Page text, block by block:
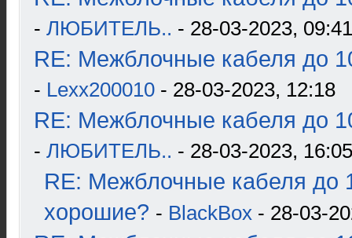
- ЛЮБИТЕЛЬ.. - 28-03-2023, 09:41
RE: Межблочные кабеля до
- Lexx200010 - 28-03-2023, 12:18
RE: Межблочные кабеля до
- ЛЮБИТЕЛЬ.. - 28-03-2023, 16:05
RE: Межблочные кабеля до
хорошие? - BlackBox - 28-03-